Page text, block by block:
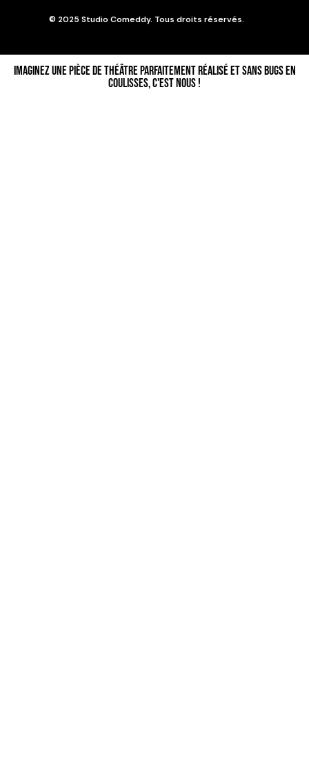
© 2025 Studio Comeddy. Tous droits réservés.
Imaginez une pièce de théâtre parfaitement réalisé et sans bugs en
coulisses, c'est nous !